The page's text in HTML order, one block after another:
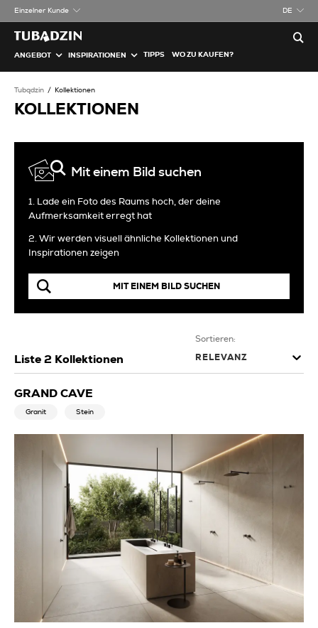
Einzelner Kunde DE
ANGEBOT INSPIRATIONEN TIPPS WO ZU KAUFEN?
Tubądzin Kollektionen
KOLLEKTIONEN
Mit einem Bild suchen
1. Lade ein Foto des Raums hoch, der deine
Aufmerksamkeit erregt hat
2. Wir werden visuell ähnliche Kollektionen und
Inspirationen zeigen
MIT EINEM BILD SUCHEN
Liste 2 Kollektionen
Sortieren:
RELEVANZ
GRAND CAVE
Granit Stein